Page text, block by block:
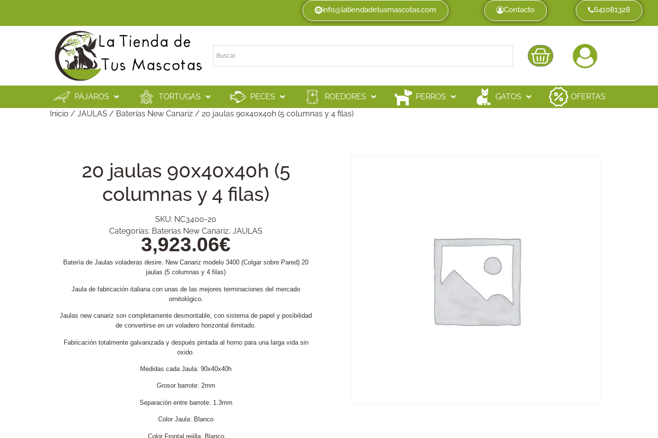
info@latiendadetusmascotas.com Contacto 641081328
PÁJAROS TORTUGAS PECES ROEDORES PERROS GATOS
OFERTAS
Inicio / JAULAS / Baterías New Canariz / 20 jaulas 90x40x40h (5 columnas y 4 filas)
20 jaulas 90x40x40h (5
columnas y 4 filas)
SKU: NC3400-20
Categorías: Baterías New Canariz, JAULAS
3,923.06€
Batería de Jaulas voladeras desire. New Canariz modelo 3400 (Colgar sobre Pared) 20
jaulas (5 columnas y 4 filas)
Jaula de fabricación italiana con unas de las mejores terminaciones del mercado
ornitológico.
Jaulas new canariz son completamente desmontable, con sistema de papel y posibilidad
de convertirse en un voladero horizontal ilimitado.
Fabricación totalmente galvanizada y después pintada al horno para una larga vida sin
oxido.
Medidas cada Jaula: 90x40x40h
Grosor barrote: 2mm
Separación entre barrote: 1.3mm
Color Jaula: Blanco
Color Frontal rejilla: Blanco